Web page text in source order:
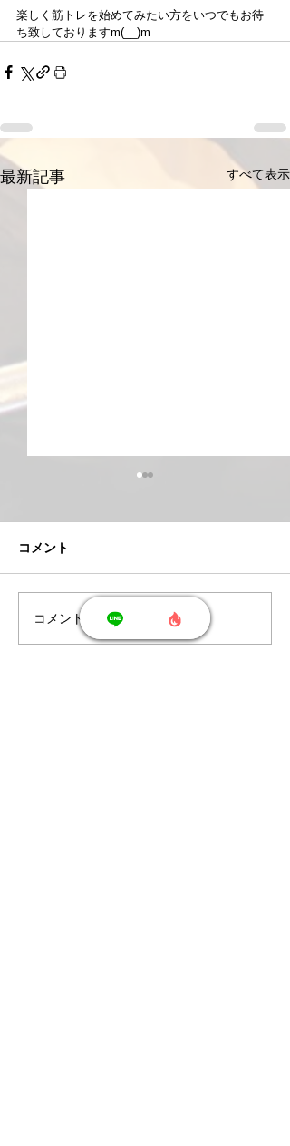
楽しく筋トレを始めてみたい方をいつでもお待
ち致しておりますm(__)m
最新記事 すべて表示
8/7(金)当ジムチケット(回
数券)のご案内
コメント
コメントを追加…